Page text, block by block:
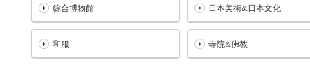
綜合博物館 日本美術&日本文化
和服 寺院&佛教